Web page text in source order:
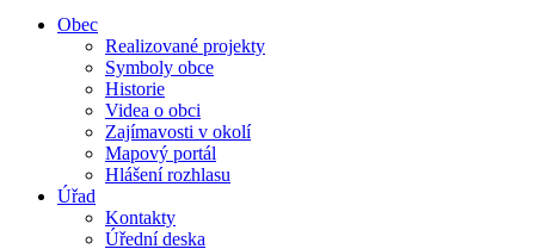
Obec
Realizované projekty
Symboly obce
Historie
Videa o obci
Zajímavosti v okolí
Mapový portál
Hlášení rozhlasu
Úřad
Kontakty
Úřední deska